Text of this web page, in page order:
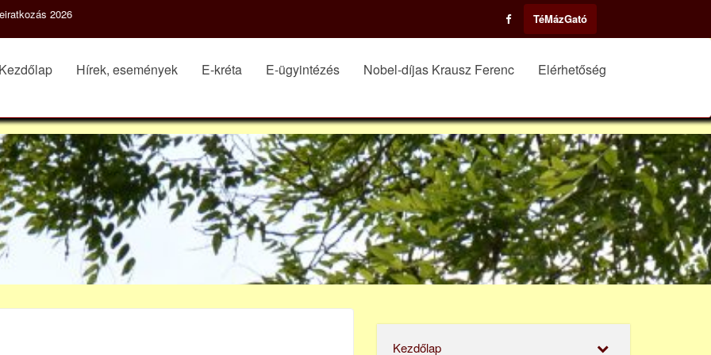
2026 TéMázGató
Kezdőlap Hírek, események E-kréta E-ügyintézés Nobel-díjas Krausz Ferenc Elérhetőség
Kezdőlap